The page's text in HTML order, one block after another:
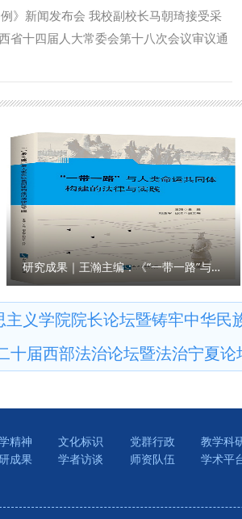
刑事法治与国别检察司法研究中心先后配
事诉讼法典》等二十余部法典等，在服务
共同签署科研项目委托书 马朝琦宣布西
处、教务处、科研处、国际交流与合作
院）、国际法学院（国际仲裁学院）、国
国语学院、图书馆以及涉外刑事法治与
研究院、北大法宝西安分公司等单位的
：高晓伟 审核：孙学龙）
工作现代化支撑和服务中国式现代化的时
一路”国际商事法律服务示范区（中央法
的司法动能。涉外法治人才培养事关司法
础性工程，西安中院和西北政法大学再次
步拓宽涉外法治人才培养路径，为涉外司
水平对外开放的新征程上奋力谱写涉外司
长范九利在致辞中表示，陕西作为古丝
。西北政法大学作为法治人才培养的重
司法实践沃土，紧扣陕西开放型经济
”双导师制，在创新培养模式、强化实践教
，让协同培养基地成为集人才培养、科学
民族复兴贡献法治力量。 会议介绍了
合作，实现资源共享，培养复合型高素
践互补交流等合作方式，加强学校与法
方面开展院校合作。举办“西安法院法官
与司法实务调研平台，开展联合调研和
治人才培养工作情况，来自西北政法大
民法院、雁塔区人民法院的同志围绕涉外
流发言，凝聚了智慧，达成了共识。今
判一线实践锻炼，不断强化教育培训阵地
》新闻发布会 我校副校长马朝琦接受采
十四届人大常委会第十八次会议审议通
条例》于9月底正式公布。 日前，西北政
主任、陕西师范大学马克思主义学部部长
学社会科学机构应当加强延安精神、照
城文化、关中文化、黄土文化、汉水文
要依据什么？对于相关研究有哪些促进作
显于陕西、实践于陕西的中国共产党人
正式公布的第一批中国共产党人精神谱
科工作者赓续红色血脉，传承红色基
行延安精神等党的宝贵精神财富的基础
定信心、鼓足干劲、激发活力、释放潜
实工作、锐意进取，不断谱写文化强省建
陕西省哲学社会科学研究中心将如何贯
中心由省教育厅、陕西师范大学共同建
有组织的哲学社会科学研究。2025年，
学社会科学科研诚信工作，建立健全教
看待这一规定？ 袁祖社：学术诚信是十
是十分必要的。 同时，知识产权问题也
研究成果｜王瀚主编：《“一带一路”与人类命运共同体构建的法律与实践》
院长论坛暨铸牢中华民族共同体意
十届西部法治论坛暨法治宁夏论
精神 文化标识 党群行政 教学科
成果 学者访谈 师资队伍 学术平